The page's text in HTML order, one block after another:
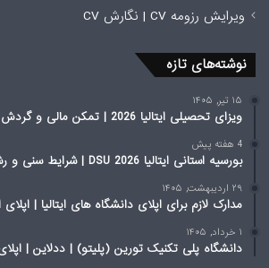
ویرایش رزومه CV | نگارش CV
نوشته‌های تازه
۱۵ تیر, ۱۴۰۵
ویزای تحصیلی ایتالیا 2026 | تمکن مالی و گردش حساب
4 هفته پیش
بورسیه استانی ایتالیا 2026 DSU | شرایط سنی و رشته ها
۲۹ اردیبهشت, ۱۴۰۵
مدارک لازم برای اپلای دانشگاه های ایتالیا | اپلای
۱ خرداد, ۱۴۰۵
دانشگاه پلی تکنیک تورین (پلیتو) | ددلاین | اپلای